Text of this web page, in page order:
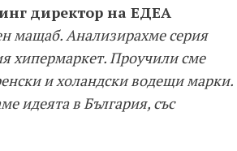
директор на ЕДЕА
мащаб. Анализирахме серия
хипермаркет. Проучили сме
и холандски водещи марки.
идеята в България, със